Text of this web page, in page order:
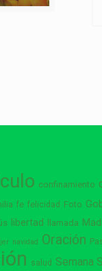
confinamiento
fe felicidad Foto
libertad llamada
navidad Oración
salud Semana